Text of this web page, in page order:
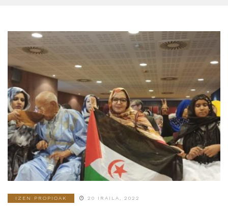
IZEN PROPIOAK 20 IRAILA, 2022